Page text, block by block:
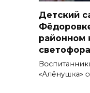
Детский
районном
«Алёнушка»